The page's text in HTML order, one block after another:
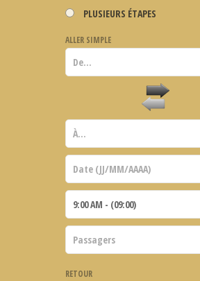
PLUSIEURS ÉTAPES
ALLER SIMPLE
RETOUR